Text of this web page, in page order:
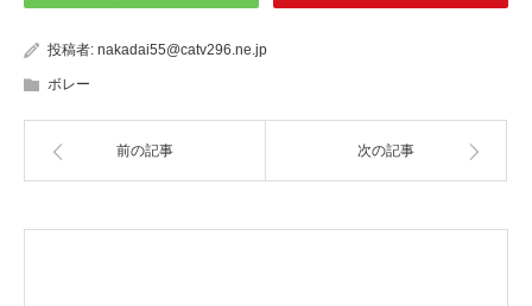
投稿者: nakadai55@catv296.ne.jp
ボレー
前の記事 次の記事